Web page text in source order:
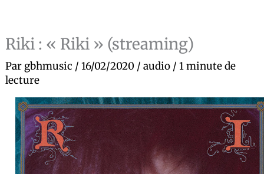
Riki : « Riki » (streaming)
Par gbhmusic /16/02/2020 /audio /1 minute de
lecture